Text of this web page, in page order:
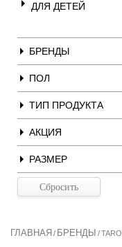
ДЛЯ ДЕТЕЙ
БРЕНДЫ
ПОЛ
ТИП ПРОДУКТА
АКЦИЯ
РАЗМЕР
ГЛАВНАЯ / БРЕНДЫ /TARO